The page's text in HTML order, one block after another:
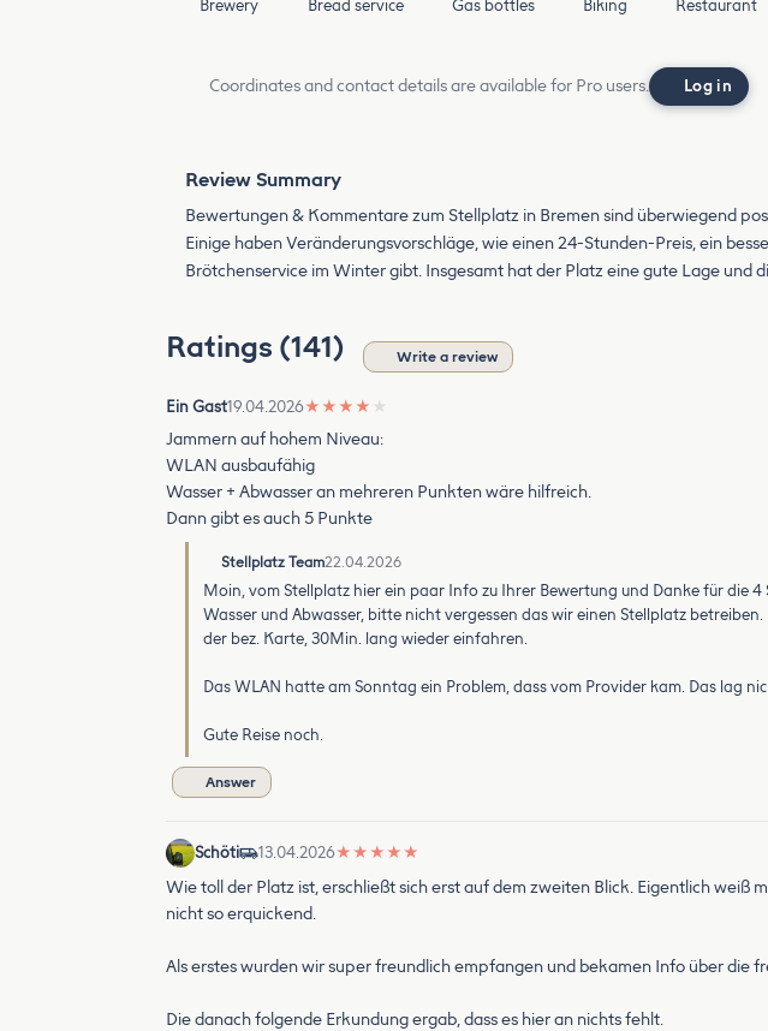
Brewery Bread service Gas bottles Biking Restaurant
Coordinates and contact details are available for Pro users. Log in
Review Summary
Bewertungen & Kommentare zum Stellplatz in Bremen sind überwiegend
Einige haben Veränderungsvorschläge, wie einen 24-Stunden-Preis, ein
Brötchenservice im Winter gibt. Insgesamt hat der Platz eine gute Lage und
Ratings (141) Write a review
Ein Gast19.04.2026★ ★ ★ ★ ★
Jammern auf hohem Niveau:
WLAN ausbaufähig
Wasser + Abwasser an mehreren Punkten wäre hilfreich.
Dann gibt es auch 5 Punkte
Stellplatz Team22.04.2026
Moin, vom Stellplatz hier ein paar Info zu Ihrer Bewertung und Danke für die 4
Wasser und Abwasser, bitte nicht vergessen das wir einen Stellplatz
der bez. Karte, 30Min. lang wieder einfahren.
Das WLAN hatte am Sonntag ein Problem, dass vom Provider kam. Das lag
Gute Reise noch.
Answer
Schöti 13.04.2026★ ★ ★ ★ ★
Wie toll der Platz ist, erschließt sich erst auf dem zweiten Blick. Eigentlich weiß
nicht so erquickend.
Als erstes wurden wir super freundlich empfangen und bekamen Info über die
Die danach folgende Erkundung ergab, dass es hier an nichts fehlt.